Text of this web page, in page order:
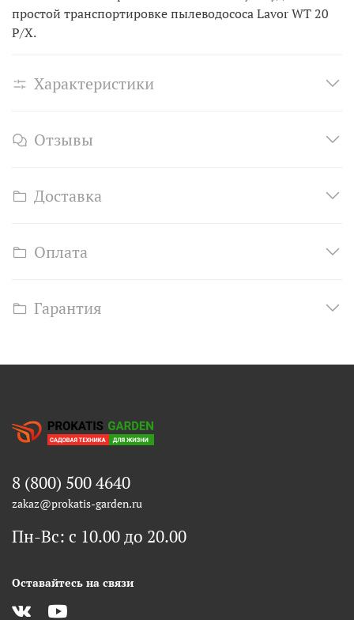
простой транспортировке пылеводососа Lavor WT 20
P/X.
Характеристики
Отзывы
Доставка
Оплата
Гарантия
8 (800) 500 4640
zakaz@prokatis-garden.ru
Пн-Вс: с 10.00 до 20.00
Оставайтесь на связи